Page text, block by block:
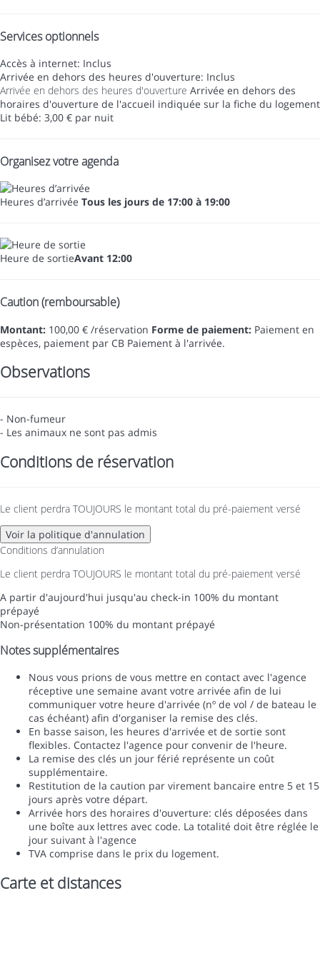
Services optionnels
Accès à internet: Inclus
Arrivée en dehors des heures d'ouverture: Inclus
Arrivée en dehors des heures d'ouverture Arrivée en dehors des
horaires d'ouverture de l'accueil indiquée sur la fiche du logement
Lit bébé: 3,00 € par nuit
Organisez votre agenda
Heures d’arrivée Tous les jours de 17:00 à 19:00
Heure de sortieAvant 12:00
Caution (remboursable)
Montant: 100,00 € /réservation Forme de paiement: Paiement en
espèces, paiement par CB Paiement à l'arrivée.
Observations
- Non-fumeur
- Les animaux ne sont pas admis
Conditions de réservation
Le client perdra TOUJOURS le montant total du pré-paiement versé
Voir la politique d'annulation
Conditions d’annulation
Le client perdra TOUJOURS le montant total du pré-paiement versé
A partir d'aujourd'hui jusqu'au check-in 100% du montant
prépayé
Non-présentation 100% du montant prépayé
Notes supplémentaires
Nous vous prions de vous mettre en contact avec l'agence
réceptive une semaine avant votre arrivée afin de lui
communiquer votre heure d'arrivée (nº de vol / de bateau le
cas échéant) afin d'organiser la remise des clés.
En basse saison, les heures d'arrivée et de sortie sont
flexibles. Contactez l'agence pour convenir de l'heure.
La remise des clés un jour férié représente un coût
supplémentaire.
Restitution de la caution par virement bancaire entre 5 et 15
jours après votre départ.
Arrivée hors des horaires d'ouverture: clés déposées dans
une boîte aux lettres avec code. La totalité doit être réglée le
jour suivant à l'agence
TVA comprise dans le prix du logement.
Carte et distances